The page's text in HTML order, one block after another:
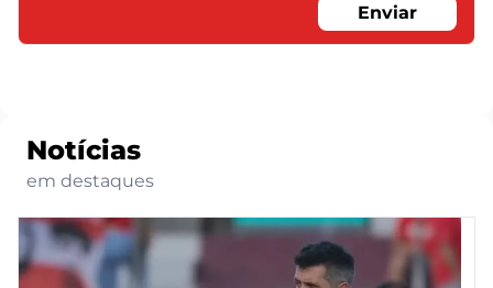
Enviar
Notícias
em destaques